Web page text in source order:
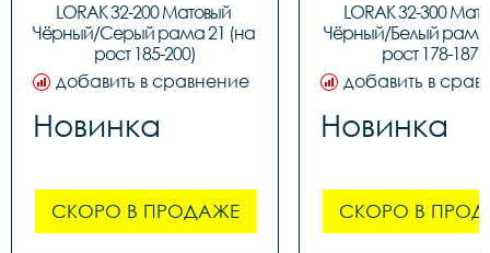
LORAK 32-200 Матовый
Чёрный/Серый рама 21 (на
рост 185-200)
добавить в сравнение
Новинка
СКОРО В ПРОДАЖЕ
LORAK 32-300
Чёрный/Белый рама
рост 178-187)
добавить в
Новинка
СКОРО В